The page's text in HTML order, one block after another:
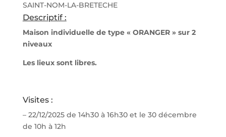
SAINT-NOM-LA-BRETECHE
Descriptif :
Maison individuelle de type « ORANGER » sur 2
niveaux
Les lieux sont libres.
Visites :
– 22/12/2025 de 14h30 à 16h30 et le 30 décembre
de 10h à 12h